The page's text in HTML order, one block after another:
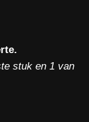
stuk en 1 van